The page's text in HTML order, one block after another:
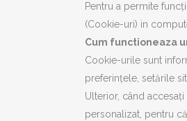
Pentru a permite
(Cookie-uri) in
Cum functioneaza
Cookie-urile sunt
preferințele, setările
Ulterior, când
personalizat, pentru